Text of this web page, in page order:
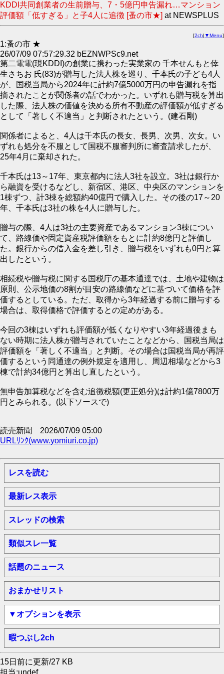
KDDI共同創業者の生前贈与、7・5億円申告漏れ…マンション
評価額「低すぎる」と子4人に追徴 [蚤の市★] at NEWSPLUS
[2ch| ▼Menu]
1:蚤の市 ★
26/07/09 07:57:29.32 bEZNWPSc9.net
第二電電(現KDDI)の創業に携わった実業家の 千本せんもと倖
生さちお 氏(83)が贈与した法人株を巡り、千本氏の子ども4人
が、国税当局から2024年に計約7億5000万円の申告漏れを指
摘されたことが関係者の話でわかった。いずれも贈与税を算出
した際、法人株の価値を決める所有不動産の評価額が低すぎる
として「著しく不適当」と判断されたという。(建石剛)
関係者によると、4人は千本氏の長女、長男、次男、次女。い
ずれも処分を不服として国税不服審判所に審査請求したが、
25年4月に棄却された。
千本氏は13～17年、東京都内に法人3社を設立。3社は銀行か
ら融資を受けるなどし、新宿区、港区、中央区のマンションを
1棟ずつ、計3棟を総額約40億円で購入した。その後の17～20
年、千本氏は3社の株を4人に贈与した。
贈与の際、4人は3社の主要資産であるマンション3棟につい
て、路線価や固定資産税評価額をもとに計約8億円と評価し
た。銀行からの借入金を差し引き、贈与税をいずれも0円と算
出したという。
相続税や贈与税に関する国税庁の基本通達では、土地や建物は
原則、公示地価の8割が目安の路線価などに基づいて価格を評
価するとしている。ただ、取得から3年経過する前に贈与する
場合は、取得価格で評価するとの定めがある。
今回の3棟はいずれも評価額が低くなりやすい3年経過後まも
ない時期に法人株が贈与されていたことなどから、国税当局は
評価額を「著しく不適当」と判断。その場合は国税当局が再評
価するという同通達の例外規定を適用し、周辺相場などから3
棟で計約34億円と算出し直したという。
無申告加算税などを含む追徴税額(更正処分)は計約1億7800万
円とみられる。(以下ソースで)
読売新聞 2026/07/09 05:00
URLﾘﾝｸ(www.yomiuri.co.jp)
レスを読む
最新レス表示
スレッドの検索
類似スレ一覧
話題のニュース
おまかせリスト
▼オプションを表示
暇つぶし2ch
15日前に更新/27 KB
担当:undef